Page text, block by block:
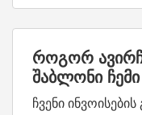
როგორ
შაბლონი ჩემი
ჩვენი